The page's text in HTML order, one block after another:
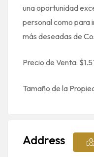
una oportunidad
personal como para
más deseadas de
Precio de Venta:
Tamaño de la
Address